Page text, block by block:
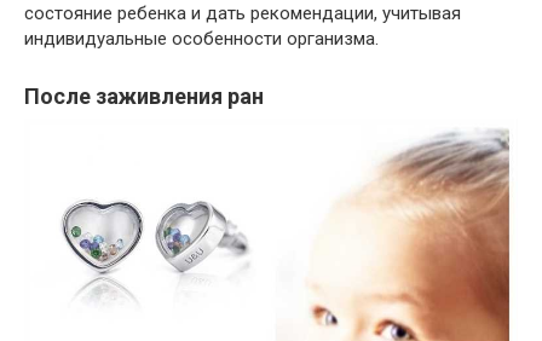
состояние ребенка и дать рекомендации, учитывая
индивидуальные особенности организма.
После заживления ран